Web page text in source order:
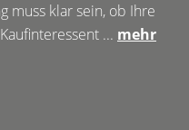
muss klar sein, ob Ihre
... mehr